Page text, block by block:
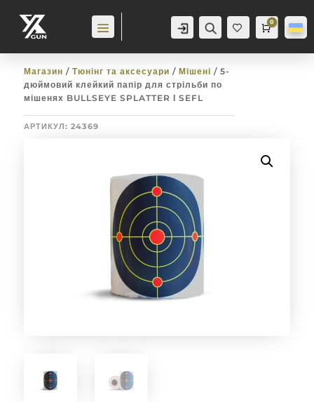
Аккаунт Пошук
Баж
анн
Cart
0
0,0грн
Магазин / Тюнінг та аксесуари / Мішені / 5-
дюймовий клейкий папір для стрільби по
мішенях BULLSEYE SPLATTER І SEFL
АРТИКУЛ: 24369